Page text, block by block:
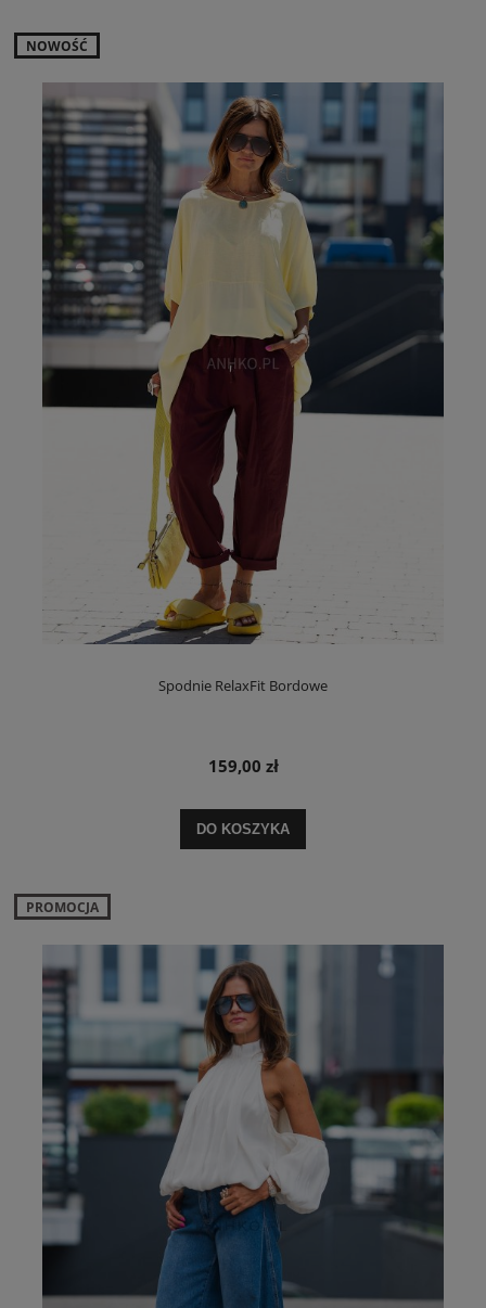
Spodnie RelaxFit Bordowe
159,00 zł
DO KOSZYKA
NOWOŚĆ
PROMOCJA